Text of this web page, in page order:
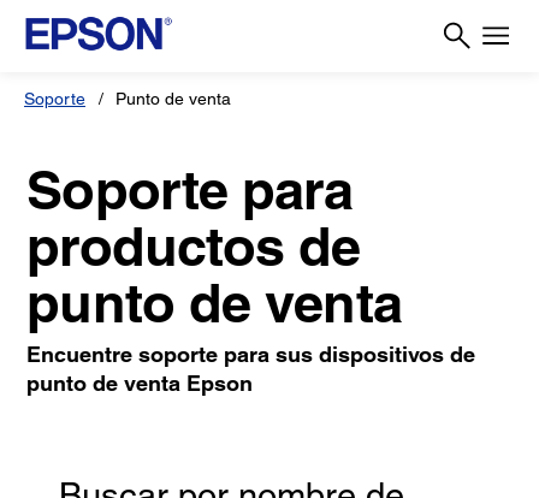
Soporte Punto de venta
Soporte para
productos de
punto de venta
Encuentre soporte para sus dispositivos de
punto de venta Epson